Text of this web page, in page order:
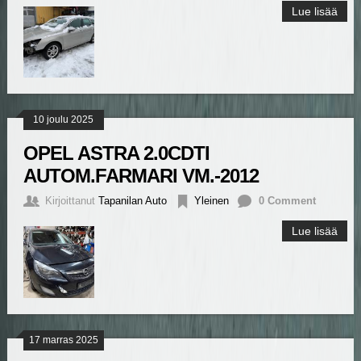
Lue lisää
10 joulu 2025
OPEL ASTRA 2.0CDTI
AUTOM.FARMARI VM.-2012
Kirjoittanut Tapanilan Auto Yleinen 0 Comment
Lue lisää
17 marras 2025